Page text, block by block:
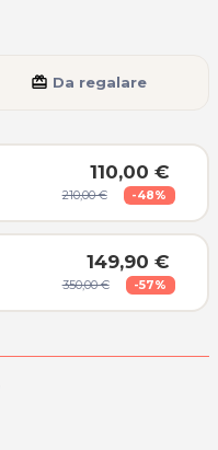
110,00 €
210,00 € -48%
149,90 €
350,00 € -57%
card_giftcard Da regalare